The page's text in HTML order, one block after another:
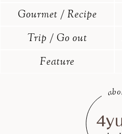
Gourmet / Recipe
Trip / Go out
Feature